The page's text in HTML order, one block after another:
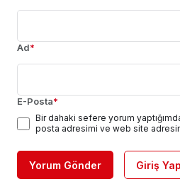
Ad*
E-Posta*
Bir dahaki sefere yorum
posta adresimi ve web site
Yorum Gönder Giriş Yap